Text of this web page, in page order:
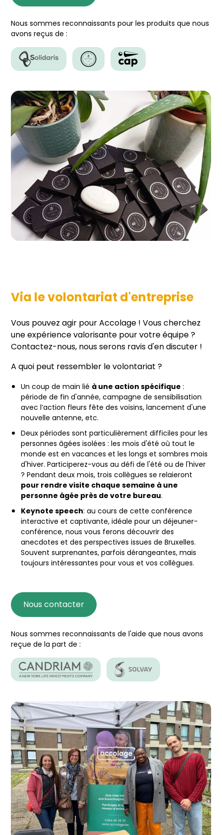
Nous sommes reconnaissants pour les produits que nous
avons reçus de :
Via le volontariat d'entreprise
Vous pouvez agir pour Accolage ! Vous cherchez
une expérience valorisante pour votre équipe ?
Contactez-nous, nous serons ravis d'en discuter !
A quoi peut ressembler le volontariat ?
Un coup de main lié à une action spécifique :
période de fin d'année, campagne de sensibilisation
avec l’action fleurs fête des voisins, lancement d'une
nouvelle antenne, etc.
Deux périodes sont particulièrement difficiles pour les
personnes âgées isolées : les mois d'été où tout le
monde est en vacances et les longs et sombres mois
d'hiver. Participerez-vous au défi de l'été ou de l'hiver
? Pendant deux mois, trois collègues se relaieront
pour rendre visite chaque semaine à une
personne âgée près de votre bureau.
Keynote speech: au cours de cette conférence
interactive et captivante, idéale pour un déjeuner-
conférence, nous vous ferons découvrir des
anecdotes et des perspectives issues de Bruxelles.
Souvent surprenantes, parfois dérangeantes, mais
toujours intéressantes pour vous et vos collègues.
Nous contacter
Nous sommes reconnaissants de l'aide que nous avons
reçue de la part de :